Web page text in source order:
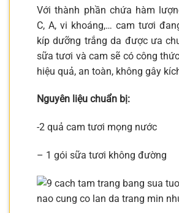
Với thành phần chứa hàm
C, A, vi khoáng,… cam tươi
kíp dưỡng trắng da được ưa
sữa tươi và cam sẽ có công
hiệu quả, an toàn, không gây
Nguyên liệu chuẩn bị:
-2 quả cam tươi mọng nước
– 1 gói sữa tươi không đường